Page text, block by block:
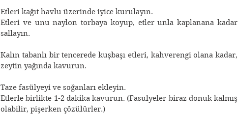
Etleri kağıt havlu üzerinde iyice kurulayın.
Etleri ve unu naylon torbaya koyup, etler unla kaplanana kadar
sallayın.
Kalın tabanlı bir tencerede kuşbaşı etleri, kahverengi olana kadar,
zeytin yağında kavurun.
Taze fasülyeyi ve soğanları ekleyin.
Etlerle birlikte 1-2 dakika kavurun. (Fasulyeler biraz donuk kalmış
olabilir, pişerken çözülürler.)